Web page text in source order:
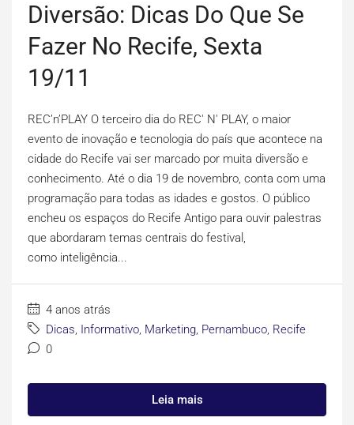
Diversão: Dicas Do Que Se
Fazer No Recife, Sexta
19/11
REC’n’PLAY O terceiro dia do REC' N' PLAY, o maior
evento de inovação e tecnologia do país que acontece na
cidade do Recife vai ser marcado por muita diversão e
conhecimento. Até o dia 19 de novembro, conta com uma
programação para todas as idades e gostos. O público
encheu os espaços do Recife Antigo para ouvir palestras
que abordaram temas centrais do festival,
como inteligência...
4 anos atrás
Dicas, Informativo, Marketing, Pernambuco, Recife
0
Leia mais